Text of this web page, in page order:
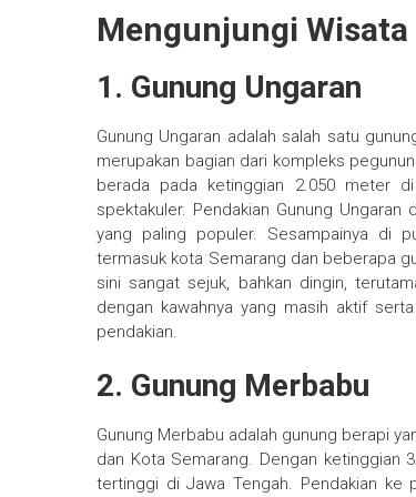
Mengunjungi
1. Gunung Ungaran
Gunung Ungaran adalah salah satu
merupakan bagian dari kompleks
berada pada ketinggian 2.050 meter
spektakuler. Pendakian Gunung
yang paling populer. Sesampainya di
termasuk kota Semarang dan beberapa
sini sangat sejuk, bahkan dingin,
dengan kawahnya yang masih aktif
pendakian.
2. Gunung Merbabu
Gunung Merbabu adalah gunung berapi
dan Kota Semarang. Dengan ketinggian
tertinggi di Jawa Tengah. Pendakian ke